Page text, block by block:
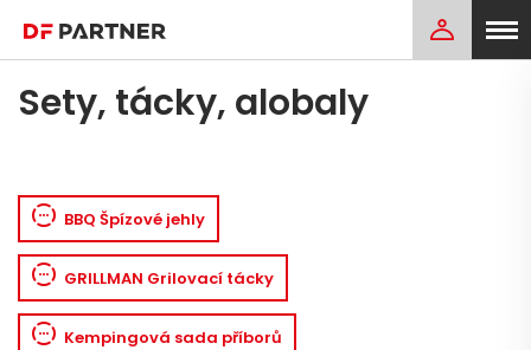
Sety, tácky, alobaly
BBQ Špízové jehly
GRILLMAN Grilovací tácky
Kempingová sada příborů